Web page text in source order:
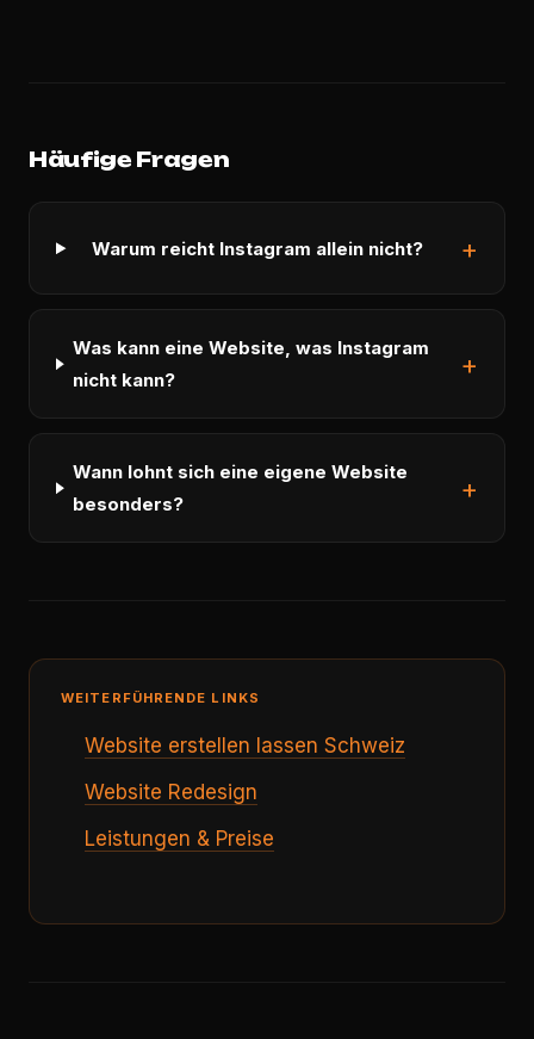
Häufige Fragen
Warum reicht Instagram allein nicht?
Was kann eine Website, was Instagram
nicht kann?
Wann lohnt sich eine eigene Website
besonders?
WEITERFÜHRENDE LINKS
Website erstellen lassen Schweiz
Website Redesign
Leistungen & Preise